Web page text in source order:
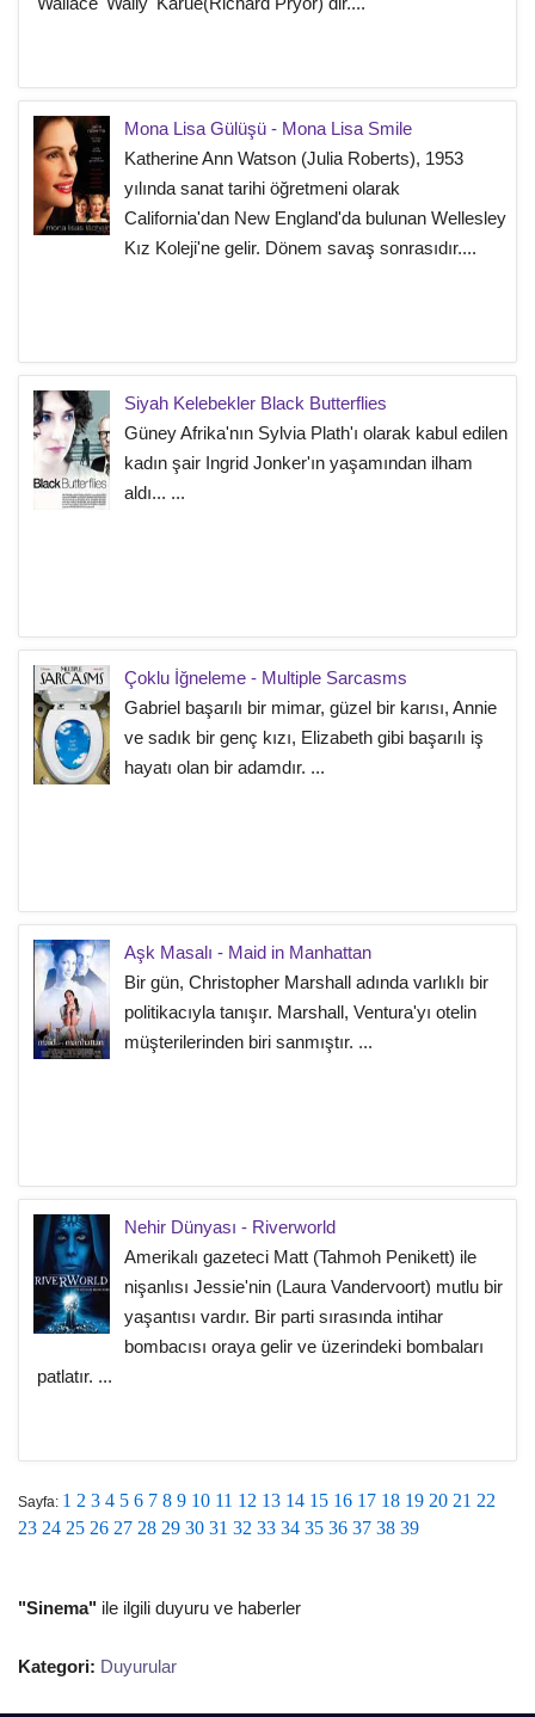
Mona Lisa Gülüşü - Mona Lisa Smile
Katherine Ann Watson (Julia Roberts), 1953
yılında sanat tarihi öğretmeni olarak
California'dan New England'da bulunan Wellesley
Kız Koleji'ne gelir. Dönem savaş sonrasıdır....
Siyah Kelebekler Black Butterflies
Güney Afrika'nın Sylvia Plath'ı olarak kabul edilen
kadın şair Ingrid Jonker'ın yaşamından ilham
aldı... ...
Çoklu İğneleme - Multiple Sarcasms
Gabriel başarılı bir mimar, güzel bir karısı, Annie
ve sadık bir genç kızı, Elizabeth gibi başarılı iş
hayatı olan bir adamdır. ...
Aşk Masalı - Maid in Manhattan
Bir gün, Christopher Marshall adında varlıklı bir
politikacıyla tanışır. Marshall, Ventura'yı otelin
müşterilerinden biri sanmıştır. ...
Nehir Dünyası - Riverworld
Amerikalı gazeteci Matt (Tahmoh Penikett) ile
nişanlısı Jessie'nin (Laura Vandervoort) mutlu bir
yaşantısı vardır. Bir parti sırasında intihar
bombacısı oraya gelir ve üzerindeki bombaları
patlatır. ...
Sayfa: 1 2 3 4 5 6 7 8 9 10 11 12 13 14 15 16 17 18 19 20 21 22
23 24 25 26 27 28 29 30 31 32 33 34 35 36 37 38 39
"Sinema" ile ilgili duyuru ve haberler
Kategori: Duyurular